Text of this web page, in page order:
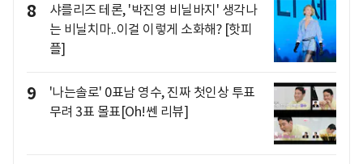
8
샤를리즈 테론, '박진영 비닐바지' 생각나
는 비닐치마..이걸 이렇게 소화해? [핫피
플]
9
'나는솔로' 0표남 영수, 진짜 첫인상 투표
무려 3표 몰표[Oh!쎈 리뷰]